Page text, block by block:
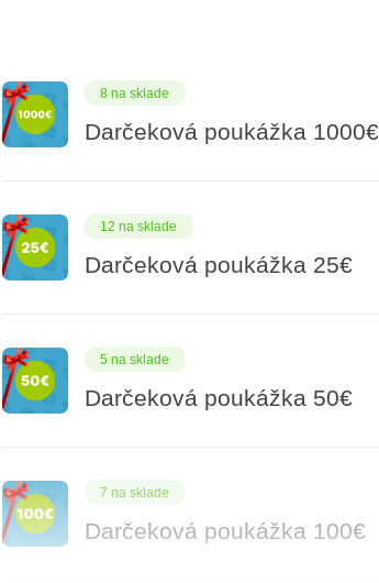
8 na sklade
Darčeková poukážka 1000€
12 na sklade
Darčeková poukážka 25€
5 na sklade
Darčeková poukážka 50€
7 na sklade
Darčeková poukážka 100€